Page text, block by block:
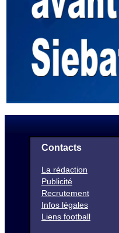
Contacts
La rédaction
Publicité
Recrutement
Infos légales
Liens football